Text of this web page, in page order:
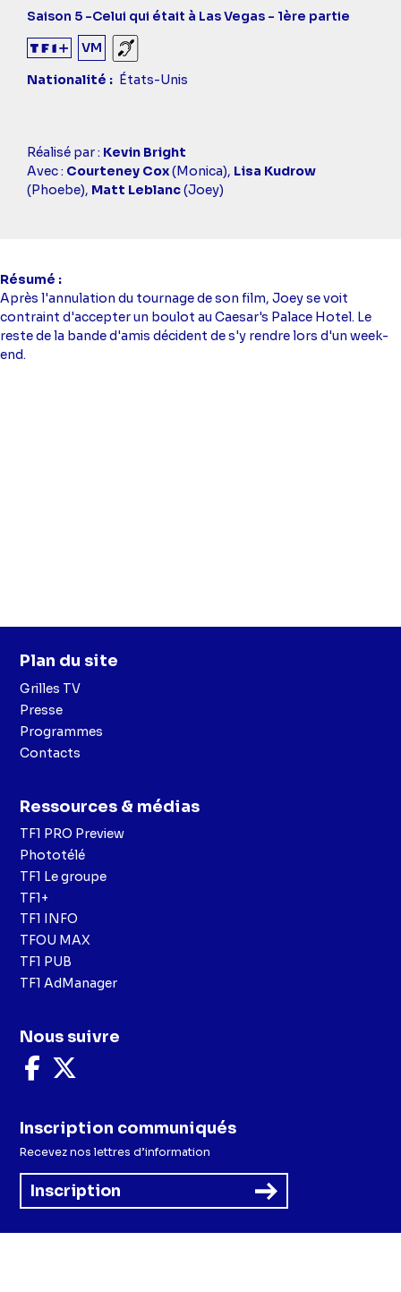
Saison 5 -Celui qui était à Las Vegas - 1ère partie
VM
Sourds et malentendants
Nationalité
États-Unis
Casting
simba
Réalisé par : Kevin Bright
Avec : Courteney Cox(Monica), Lisa Kudrow
(Phoebe), Matt Leblanc(Joey)
Résumé
Après l'annulation du tournage de son film, Joey se voit
contraint d'accepter un boulot au Caesar's Palace Hotel. Le
reste de la bande d'amis décident de s'y rendre lors d'un week-
end.
Plan du site
Grilles TV
Presse
Programmes
Contacts
Ressources & médias
TF1 PRO Preview
Phototélé
TF1 Le groupe
TF1+
TF1 INFO
TFOU MAX
TF1 PUB
TF1 AdManager
Nous suivre
Nous
suivre
Facebook
X
Inscription communiqués
Recevez nos lettres d’information
Inscription